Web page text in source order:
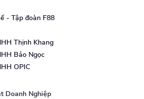
nghiệm của Luật sư Hằng về các lĩnh
sẽ tư vấn cho khách hàng cách giải
phù hợp nhất.
tư vấn!
- Tập đoàn F88
Thịnh Khang
Bảo Ngọc
OPIC
Doanh Nghiệp